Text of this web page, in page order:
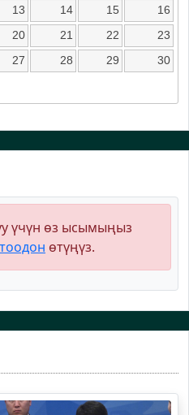
13 14 15
16
20 21 22
23
27 28 29
30
үчүн өз ысымыңыз
өтүңүз.